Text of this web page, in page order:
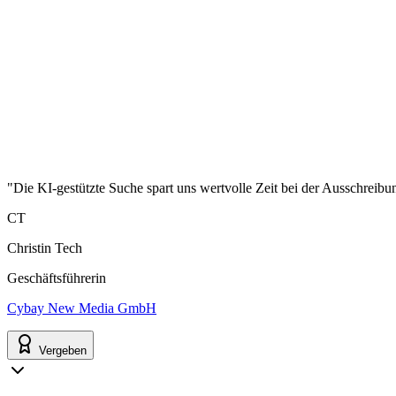
"Die KI-gestützte Suche spart uns wertvolle Zeit bei der
CT
Christin Tech
Geschäftsführerin
Cybay New Media GmbH
Vergeben